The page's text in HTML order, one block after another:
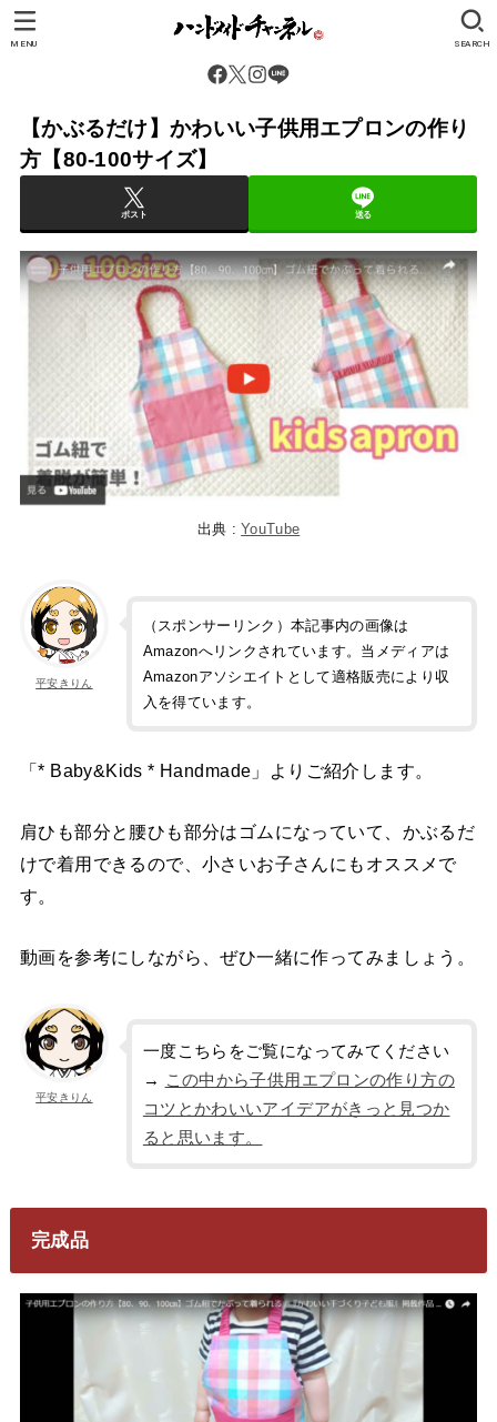
SEARCH
MENU
【かぶるだけ】かわいい子供用エプロンの作り
方【80-100サイズ】
ポスト 送る
出典 :YouTube
平安きりん
（スポンサーリンク）本記事内の画像は
Amazonへリンクされています。当メディアは
Amazonアソシエイトとして適格販売により収
入を得ています。
「* Baby&Kids * Handmade」よりご紹介します。
肩ひも部分と腰ひも部分はゴムになっていて、かぶるだ
けで着用できるので、小さいお子さんにもオススメで
す。
動画を参考にしながら、ぜひ一緒に作ってみましょう。
平安きりん
一度こちらをご覧になってみてください
→
この中から子供用エプロンの作り方の
コツとかわいいアイデアがきっと見つか
ると思います。
完成品